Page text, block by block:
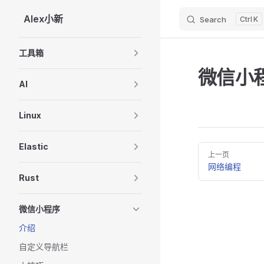
Skip to content
Alex小新 Search K
工具箱
AI
Linux
Elastic
Rust
微信小程序
介绍
自定义导航栏
微信小
Pager
上一页
网络编程